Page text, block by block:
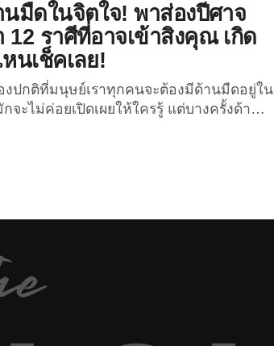
นมืดในจิตใจ! พาส่องปีศาจ
12 ราศีที่อาจเข้าสิงคุณ เกิด
นเช็คเลย!
งปกติที่มนุษย์เราทุกคนจะต้องมีด้านมืดอยู่ใน
กจะไม่ค่อยเปิดเผยให้ใครรู้ แต่บางครั้งด้าน
าจวิทยา ปล. เป็นความเชื่อส่วนบุคคล...